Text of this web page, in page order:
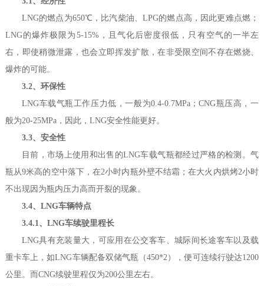
LNG的燃点为650℃，比汽柴油、LPG的燃点高，因此更难点燃；
LNG的爆炸极限为5-15%，且气化后密度很低，只有空气的一半左
右，即使稍微泄露，也会立即挥发扩散，在非受限空间不存在燃烧、
爆炸的可能。
3.2、环保性
LNG车载气瓶工作压力低，一般为0.4-0.7MPa；CNG瓶压高，一
般为20-25MPa，因此，LNG安全性能更好。
3.3、安全性
目前，市场上使用和出售的LNG车载气瓶都经过严格的检测。气
瓶从9米高的空中落下，在2小时内瓶外壁不结霜；在大火内烘烤2小时
不出现因为瓶内压力高而开裂的现象。
3.4、LNG车辆特点
3.4.1、LNG车续驶里程长
LNG具有充装量大，可应用在公交客车、城际间长途客车以及载
重卡车上，如LNG车辆配备双储气瓶（450*2），便可连续行驶达1200
公里。而CNG续驶里程仅为200公里左右。